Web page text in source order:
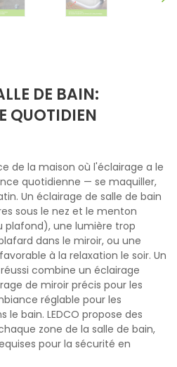
DE BAIN:
QUOTIDIEN
de la maison où l'éclairage a le
quotidienne — se maquiller,
Un éclairage de salle de bain
sous le nez et le menton
une lumière trop
dans le miroir, ou une
à la relaxation le soir. Un
combine un éclairage
de miroir précis pour les
réglable pour les
bain. LEDCO propose des
zone de la salle de bain,
pour la sécurité en